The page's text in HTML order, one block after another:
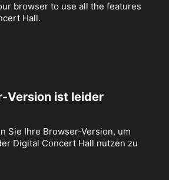
browser to use all the features
Hall.
Version ist leider
Sie Ihre Browser-Version, um
Digital Concert Hall nutzen zu